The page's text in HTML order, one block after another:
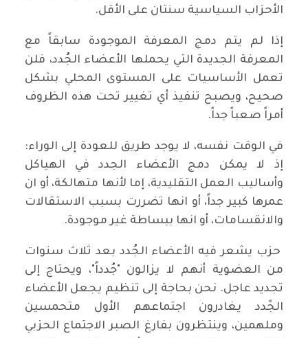
الأحزاب السياسية سنتان على الأقل.
إذا لم يتم دمج المعرفة الموجودة سابقاً مع
المعرفة الجديدة التي يحملها الأعضاء الجُدد، فلن
تعمل الأساسيات على المستوى المحلي بشكل
صحيح، ويصبح تنفيذ أي تغيير تحت هذه الظروف
أمراً صعباً جداً.
في الوقت نفسه، لا يوجد طريق للعودة إلى الوراء:
إذ لا يمكن دمج الأعضاء الجدد في الهياكل
وأساليب العمل التقليدية، إما لأنها متهالكة، أو ان
عمرها كبير جداً، أو انها تضررت بسبب الاستقالات
والانقسامات، أو انها ببساطة غير موجودة.
حزب يشعر فيه الأعضاء الجُدد بعد ثلاث سنوات
من العضوية أنهم لا يزالون "جُدداً"، ويحتاج إلى
تجديد عاجل. نحن بحاجة إلى تنظيم يجعل الأعضاء
الجًدد يغادرون اجتماعهم الأول متحمسين
وملهمين، وينتظرون بفارغ الصبر الاجتماع الحزبي